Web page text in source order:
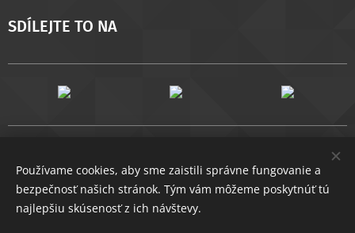
SDÍLEJTE TO NA
Jazyky
Čeština
Slovenčina
Používame cookies, aby sme zaistili správne fungovanie a
bezpečnosť našich stránok. Tým vám môžeme poskytnúť tú
najlepšiu skúsenosť z ich návštevy.